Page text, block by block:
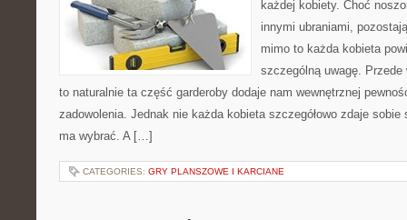
każdej kobiety. Choć
innymi ubraniami,
mimo to każda kobieta
szczególną uwagę.
to naturalnie ta część garderoby dodaje nam wewnętrznej
zadowolenia. Jednak nie każda kobieta szczegółowo zdaje
ma wybrać. A […]
CATEGORIES: GRY PLANSZOWE I KARCIANE